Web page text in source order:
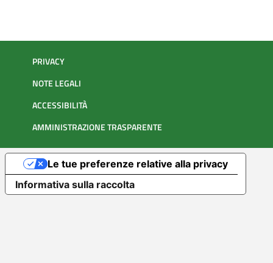
PRIVACY
NOTE LEGALI
ACCESSIBILITÀ
AMMINISTRAZIONE TRASPARENTE
Informativa sulla raccolta
Le tue preferenze relative alla privacy